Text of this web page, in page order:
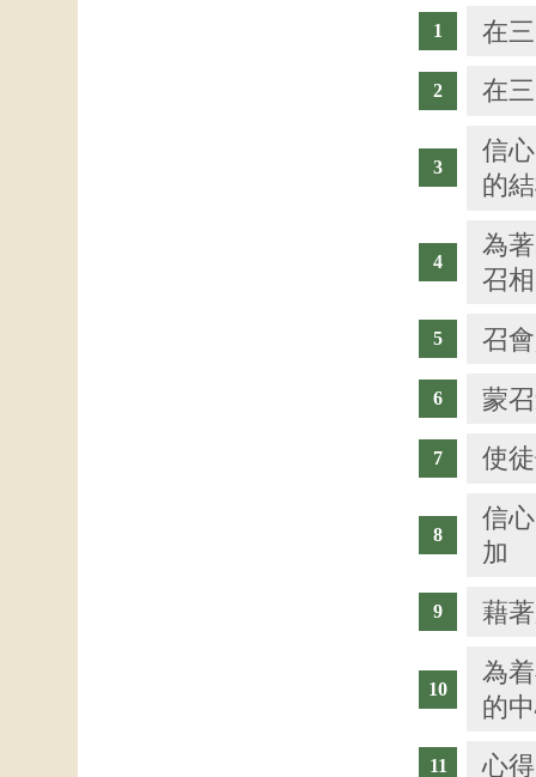
在
在
信
的
為
召
召
蒙
使
信
加
藉
為
的
心